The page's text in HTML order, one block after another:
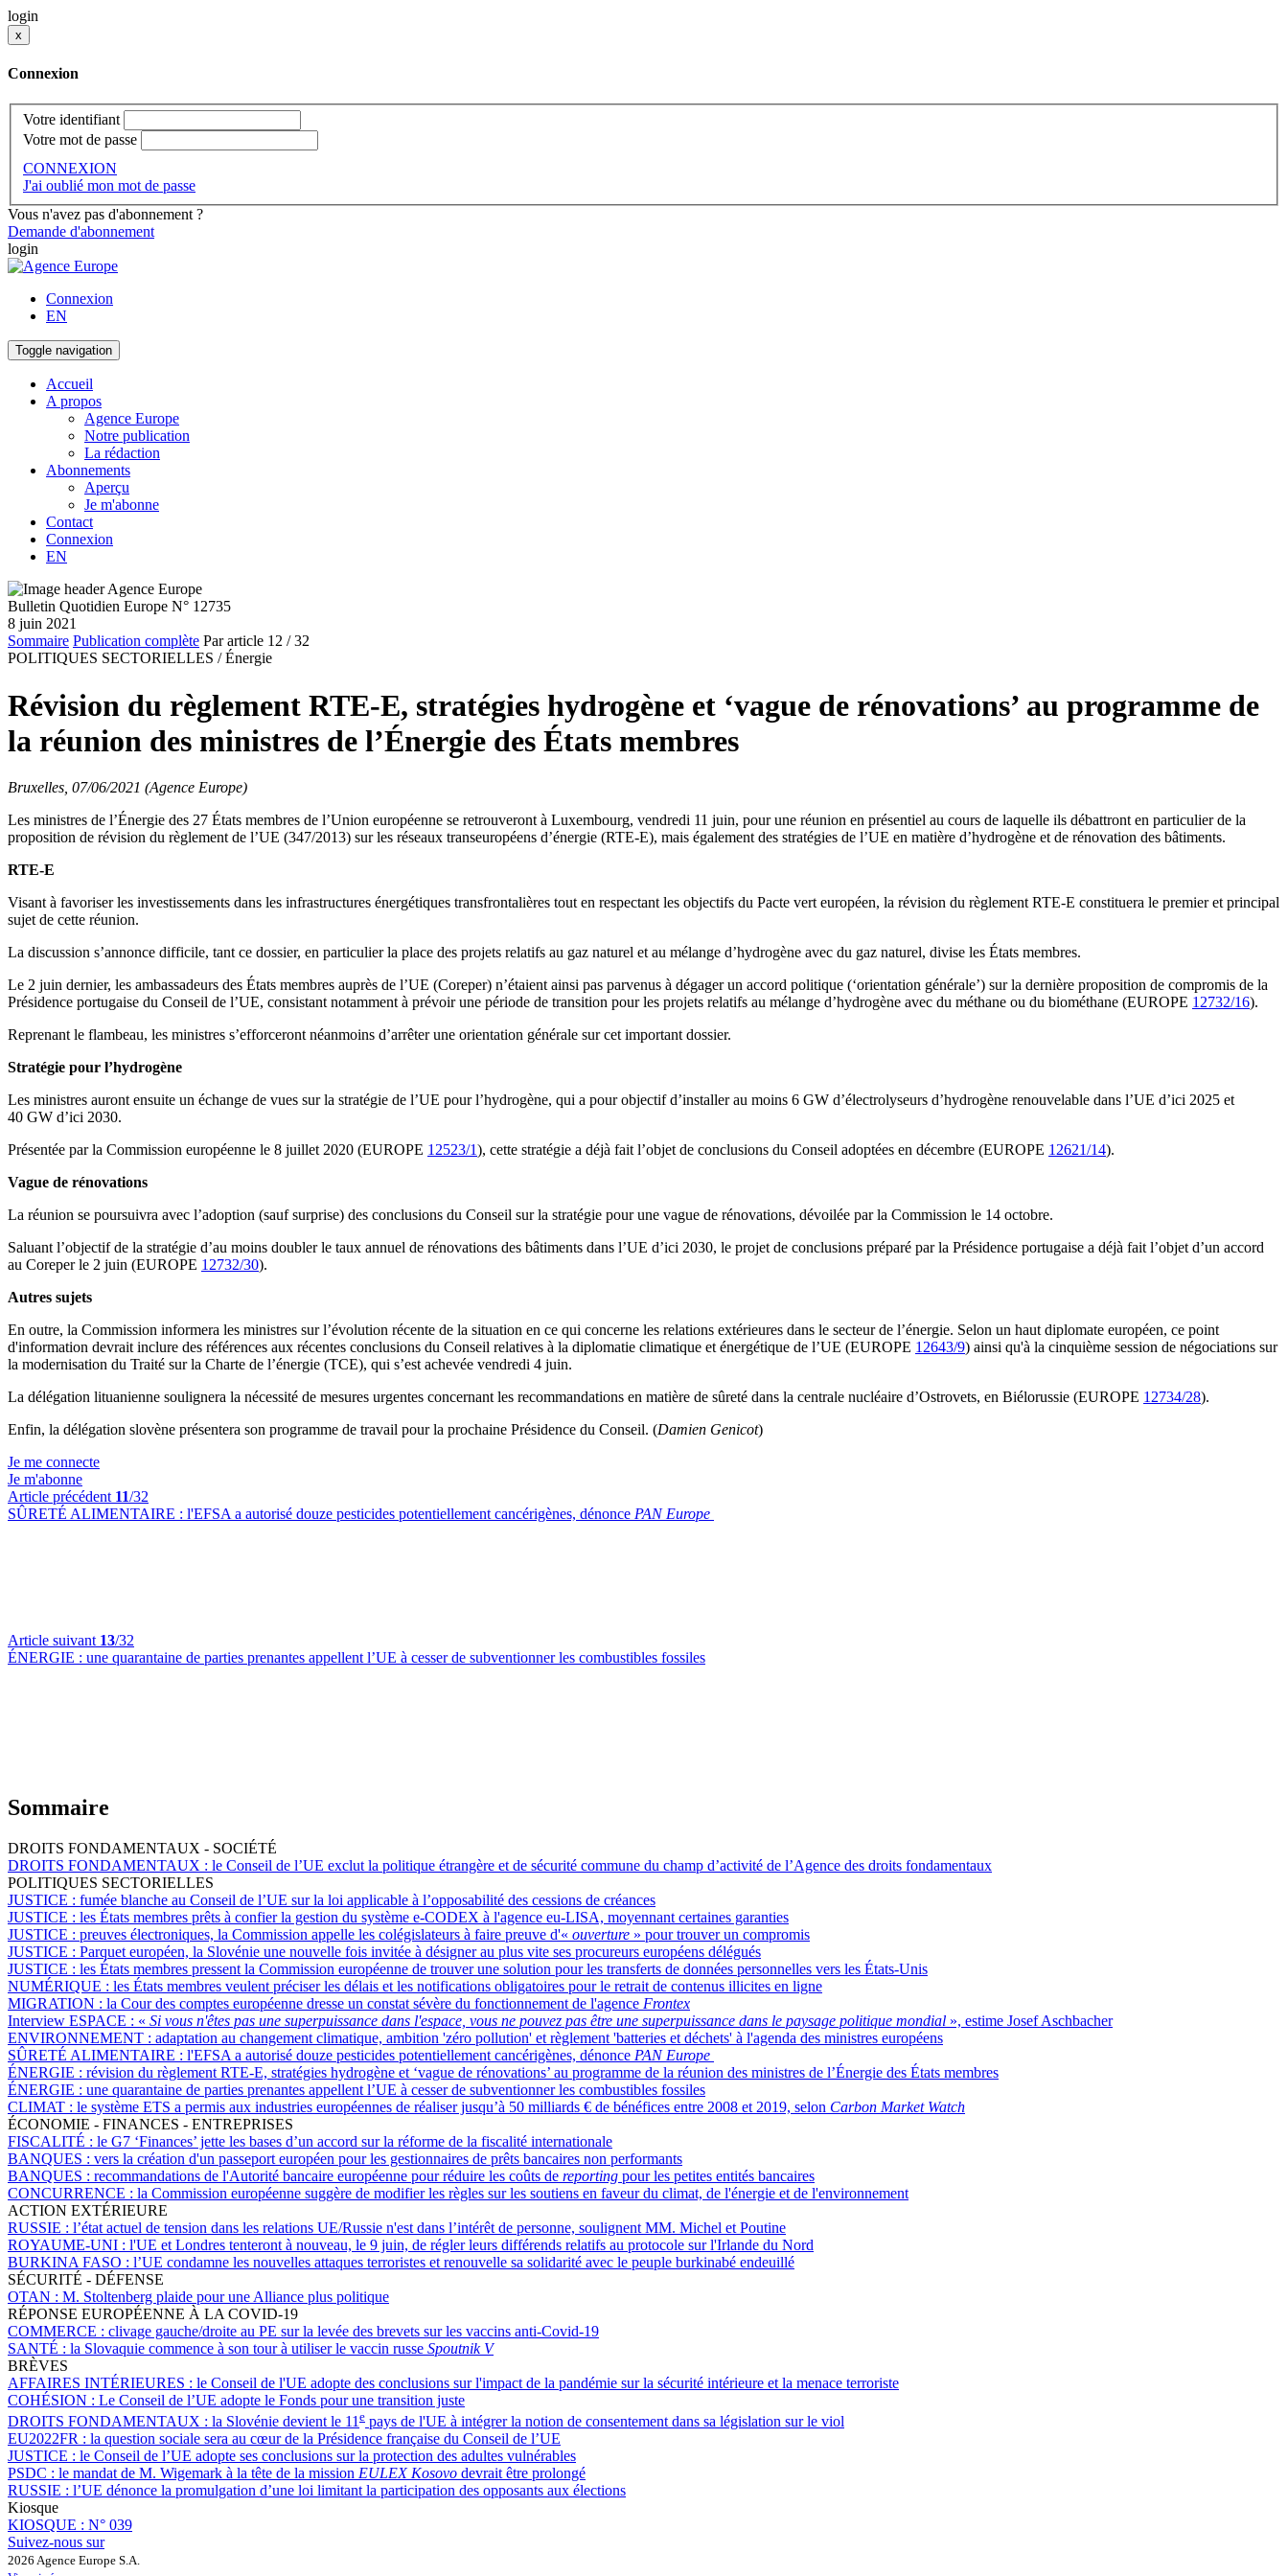
login
x
Connexion
Votre identifiant
Votre mot de passe
CONNEXION
J'ai oublié mon mot de passe
Vous n'avez pas d'abonnement ?
Demande d'abonnement
login
Connexion
EN
Toggle navigation
Accueil
A propos
Agence Europe
Notre publication
La rédaction
Abonnements
Aperçu
Je m'abonne
Contact
Connexion
EN
Bulletin Quotidien Europe N° 12735
8 juin 2021
Sommaire Publication complète Par article 12 / 32
POLITIQUES SECTORIELLES / Énergie
Révision du règlement RTE-E, stratégies hydrogène et ‘vague de rénovations’ au programme de
la réunion des ministres de l’Énergie des États membres
Bruxelles, 07/06/2021 (Agence Europe)
Les ministres de l’Énergie des 27 États membres de l’Union européenne se retrouveront à Luxembourg, vendredi 11 juin, pour une réunion en présentiel au cours de laquelle ils débattront en particulier de la
proposition de révision du règlement de l’UE (347/2013) sur les réseaux transeuropéens d’énergie (RTE-E), mais également des stratégies de l’UE en matière d’hydrogène et de rénovation des bâtiments.
RTE-E
Visant à favoriser les investissements dans les infrastructures énergétiques transfrontalières tout en respectant les objectifs du Pacte vert européen, la révision du règlement RTE-E constituera le premier et principal
sujet de cette réunion.
La discussion s’annonce difficile, tant ce dossier, en particulier la place des projets relatifs au gaz naturel et au mélange d’hydrogène avec du gaz naturel, divise les États membres.
Le 2 juin dernier, les ambassadeurs des États membres auprès de l’UE (Coreper) n’étaient ainsi pas parvenus à dégager un accord politique (‘orientation générale’) sur la dernière proposition de compromis de la
Présidence portugaise du Conseil de l’UE, consistant notamment à prévoir une période de transition pour les projets relatifs au mélange d’hydrogène avec du méthane ou du biométhane (EUROPE 12732/16).
Reprenant le flambeau, les ministres s’efforceront néanmoins d’arrêter une orientation générale sur cet important dossier.
Stratégie pour l’hydrogène
Les ministres auront ensuite un échange de vues sur la stratégie de l’UE pour l’hydrogène, qui a pour objectif d’installer au moins 6 GW d’électrolyseurs d’hydrogène renouvelable dans l’UE d’ici 2025 et
40 GW d’ici 2030.
Présentée par la Commission européenne le 8 juillet 2020 (EUROPE 12523/1), cette stratégie a déjà fait l’objet de conclusions du Conseil adoptées en décembre (EUROPE 12621/14).
Vague de rénovations
La réunion se poursuivra avec l’adoption (sauf surprise) des conclusions du Conseil sur la stratégie pour une vague de rénovations, dévoilée par la Commission le 14 octobre.
Saluant l’objectif de la stratégie d’au moins doubler le taux annuel de rénovations des bâtiments dans l’UE d’ici 2030, le projet de conclusions préparé par la Présidence portugaise a déjà fait l’objet d’un accord
au Coreper le 2 juin (EUROPE 12732/30).
Autres sujets
En outre, la Commission informera les ministres sur l’évolution récente de la situation en ce qui concerne les relations extérieures dans le secteur de l’énergie. Selon un haut diplomate européen, ce point
d'information devrait inclure des références aux récentes conclusions du Conseil relatives à la diplomatie climatique et énergétique de l’UE (EUROPE 12643/9) ainsi qu'à la cinquième session de négociations sur
la modernisation du Traité sur la Charte de l’énergie (TCE), qui s’est achevée vendredi 4 juin.
La délégation lituanienne soulignera la nécessité de mesures urgentes concernant les recommandations en matière de sûreté dans la centrale nucléaire d’Ostrovets, en Biélorussie (EUROPE 12734/28).
Enfin, la délégation slovène présentera son programme de travail pour la prochaine Présidence du Conseil. (Damien Genicot)
Je me connecte
Je m'abonne
Article précédent 11/32
SÛRETÉ ALIMENTAIRE : l'EFSA a autorisé douze pesticides potentiellement cancérigènes, dénonce PAN Europe
Article suivant 13/32
ÉNERGIE : une quarantaine de parties prenantes appellent l’UE à cesser de subventionner les combustibles fossiles
Sommaire
DROITS FONDAMENTAUX - SOCIÉTÉ
DROITS FONDAMENTAUX : le Conseil de l’UE exclut la politique étrangère et de sécurité commune du champ d’activité de l’Agence des droits fondamentaux
POLITIQUES SECTORIELLES
JUSTICE : fumée blanche au Conseil de l’UE sur la loi applicable à l’opposabilité des cessions de créances
JUSTICE : les États membres prêts à confier la gestion du système e-CODEX à l'agence eu-LISA, moyennant certaines garanties
JUSTICE : preuves électroniques, la Commission appelle les colégislateurs à faire preuve d'« ouverture » pour trouver un compromis
JUSTICE : Parquet européen, la Slovénie une nouvelle fois invitée à désigner au plus vite ses procureurs européens délégués
JUSTICE : les États membres pressent la Commission européenne de trouver une solution pour les transferts de données personnelles vers les États-Unis
NUMÉRIQUE : les États membres veulent préciser les délais et les notifications obligatoires pour le retrait de contenus illicites en ligne
MIGRATION : la Cour des comptes européenne dresse un constat sévère du fonctionnement de l'agence Frontex
Interview ESPACE : « Si vous n'êtes pas une superpuissance dans l'espace, vous ne pouvez pas être une superpuissance dans le paysage politique mondial », estime Josef Aschbacher
ENVIRONNEMENT : adaptation au changement climatique, ambition 'zéro pollution' et règlement 'batteries et déchets' à l'agenda des ministres européens
SÛRETÉ ALIMENTAIRE : l'EFSA a autorisé douze pesticides potentiellement cancérigènes, dénonce PAN Europe
ÉNERGIE : révision du règlement RTE-E, stratégies hydrogène et ‘vague de rénovations’ au programme de la réunion des ministres de l’Énergie des États membres
ÉNERGIE : une quarantaine de parties prenantes appellent l’UE à cesser de subventionner les combustibles fossiles
CLIMAT : le système ETS a permis aux industries européennes de réaliser jusqu’à 50 milliards € de bénéfices entre 2008 et 2019, selon Carbon Market Watch
ÉCONOMIE - FINANCES - ENTREPRISES
FISCALITÉ : le G7 ‘Finances’ jette les bases d’un accord sur la réforme de la fiscalité internationale
BANQUES : vers la création d'un passeport européen pour les gestionnaires de prêts bancaires non performants
BANQUES : recommandations de l'Autorité bancaire européenne pour réduire les coûts de reporting pour les petites entités bancaires
CONCURRENCE : la Commission européenne suggère de modifier les règles sur les soutiens en faveur du climat, de l'énergie et de l'environnement
ACTION EXTÉRIEURE
RUSSIE : l’état actuel de tension dans les relations UE/Russie n'est dans l’intérêt de personne, soulignent MM. Michel et Poutine
ROYAUME-UNI : l'UE et Londres tenteront à nouveau, le 9 juin, de régler leurs différends relatifs au protocole sur l'Irlande du Nord
BURKINA FASO : l’UE condamne les nouvelles attaques terroristes et renouvelle sa solidarité avec le peuple burkinabé endeuillé
SÉCURITÉ - DÉFENSE
OTAN : M. Stoltenberg plaide pour une Alliance plus politique
RÉPONSE EUROPÉENNE À LA COVID-19
COMMERCE : clivage gauche/droite au PE sur la levée des brevets sur les vaccins anti-Covid-19
SANTÉ : la Slovaquie commence à son tour à utiliser le vaccin russe Spoutnik V
BRÈVES
AFFAIRES INTÉRIEURES : le Conseil de l'UE adopte des conclusions sur l'impact de la pandémie sur la sécurité intérieure et la menace terroriste
COHÉSION : Le Conseil de l’UE adopte le Fonds pour une transition juste
DROITS FONDAMENTAUX : la Slovénie devient le 11 e pays de l'UE à intégrer la notion de consentement dans sa législation sur le viol
EU2022FR : la question sociale sera au cœur de la Présidence française du Conseil de l’UE
JUSTICE : le Conseil de l’UE adopte ses conclusions sur la protection des adultes vulnérables
PSDC : le mandat de M. Wigemark à la tête de la mission EULEX Kosovo devrait être prolongé
RUSSIE : l’UE dénonce la promulgation d’une loi limitant la participation des opposants aux élections
Kiosque
KIOSQUE : N° 039
Suivez-nous sur
2026 Agence Europe S.A.